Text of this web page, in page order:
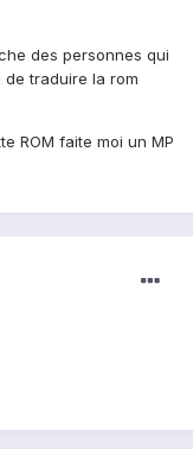
des personnes qui
traduire la rom
ROM faite moi un MP